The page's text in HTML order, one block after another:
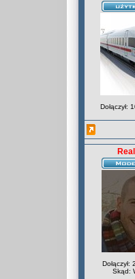
Dołączył:
Dołączył:
Skąd: